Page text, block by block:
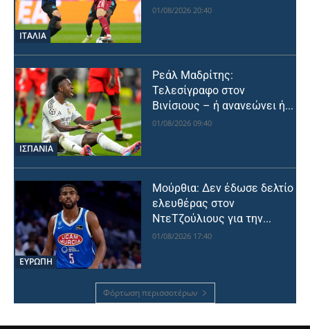
ΙΤΑΛΙΑ
01/08/2026 20:40
ΙΣΠΑΝΙΑ
Ρεάλ Μαδρίτης:
Τελεσίγραφο στον
Βινίσιους – ή ανανεώνει ή...
01/08/2026 09:40
ΕΥΡΩΠΗ
Μούρθια: Δεν έδωσε δελτίο
ελευθέρας στον
ΝτεΤζούλιους για την...
01/08/2026 17:40
Φόρτωση περισσοτέρων